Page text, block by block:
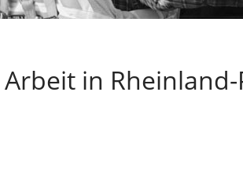
in Rheinland-